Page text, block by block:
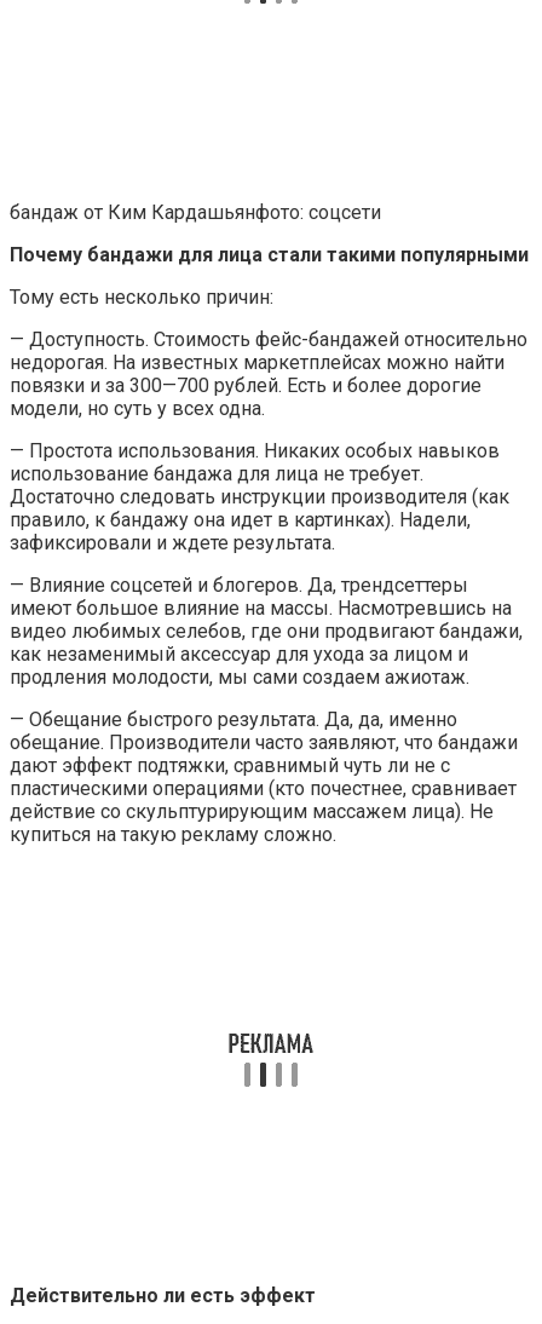
бандаж от Ким Кардашьянфото: соцсети
Почему бандажи для лица стали такими популярными
Тому есть несколько причин:
— Доступность. Стоимость фейс-бандажей относительно
недорогая. На известных маркетплейсах можно найти
повязки и за 300—700 рублей. Есть и более дорогие
модели, но суть у всех одна.
— Простота использования. Никаких особых навыков
использование бандажа для лица не требует.
Достаточно следовать инструкции производителя (как
правило, к бандажу она идет в картинках). Надели,
зафиксировали и ждете результата.
— Влияние соцсетей и блогеров. Да, трендсеттеры
имеют большое влияние на массы. Насмотревшись на
видео любимых селебов, где они продвигают бандажи,
как незаменимый аксессуар для ухода за лицом и
продления молодости, мы сами создаем ажиотаж.
— Обещание быстрого результата. Да, да, именно
обещание. Производители часто заявляют, что бандажи
дают эффект подтяжки, сравнимый чуть ли не с
пластическими операциями (кто почестнее, сравнивает
действие со скульптурирующим массажем лица). Не
купиться на такую рекламу сложно.
Действительно ли есть эффект